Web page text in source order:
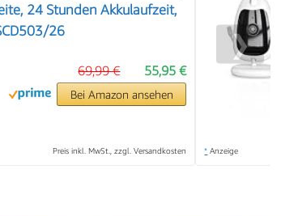
24 Stunden Akkulaufzeit,
26
55,95 €
69,99 €
Bei Amazon ansehen
Preis inkl. MwSt., zzgl. Versandkosten * Anzeige
❯